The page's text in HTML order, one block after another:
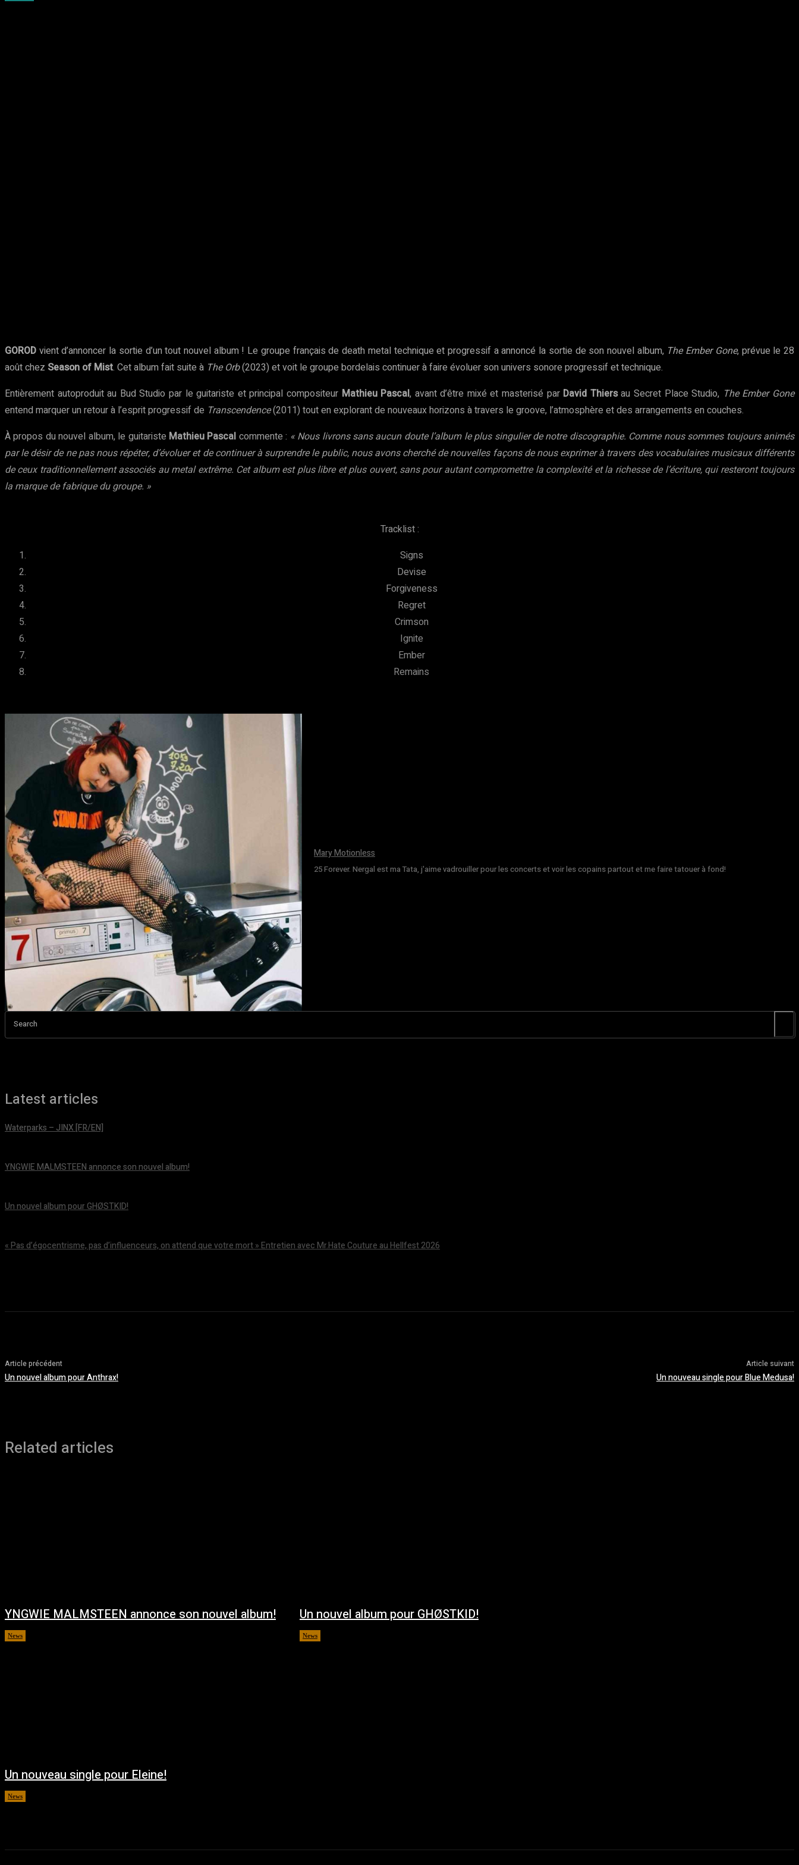
GOROD vient d’annoncer la sortie d’un tout nouvel album ! Le groupe français de death metal technique et progressif a annoncé la sortie de son nouvel album, The Ember Gone, prévue le 28
août chez Season of Mist. Cet album fait suite à The Orb(2023) et voit le groupe bordelais continuer à faire évoluer son univers sonore progressif et technique.
Entièrement autoproduit au Bud Studio par le guitariste et principal compositeur Mathieu Pascal, avant d’être mixé et masterisé par David Thiersau Secret Place Studio, The Ember Gone
entend marquer un retour à l’esprit progressif de Transcendence(2011) tout en explorant de nouveaux horizons à travers le groove, l’atmosphère et des arrangements en couches.
À propos du nouvel album, le guitariste Mathieu Pascal commente : « Nous livrons sans aucun doute l’album le plus singulier de notre discographie. Comme nous sommes toujours animés
par le désir de ne pas nous répéter, d’évoluer et de continuer à surprendre le public, nous avons cherché de nouvelles façons de nous exprimer à travers des vocabulaires musicaux différents
de ceux traditionnellement associés au metal extrême. Cet album est plus libre et plus ouvert, sans pour autant compromettre la complexité et la richesse de l’écriture, qui resteront toujours
la marque de fabrique du groupe. »
Tracklist :
Signs
Devise
Forgiveness
Regret
Crimson
Ignite
Ember
Remains
Mary Motionless
25 Forever. Nergal est ma Tata, j'aime vadrouiller pour les concerts et voir les copains partout et me faire tatouer à fond!
Search
Latest articles
Waterparks – JINX [FR/EN]
YNGWIE MALMSTEEN annonce son nouvel album!
Un nouvel album pour GHØSTKID!
« Pas d’égocentrisme, pas d’influenceurs, on attend que votre mort » Entretien avec Mr.Hate Couture au Hellfest 2026
Article précédent
Un nouvel album pour Anthrax!
Article suivant
Un nouveau single pour Blue Medusa!
Related articles
YNGWIE MALMSTEEN annonce son nouvel album!
News
Un nouvel album pour GHØSTKID!
News
Un nouveau single pour Eleine!
News